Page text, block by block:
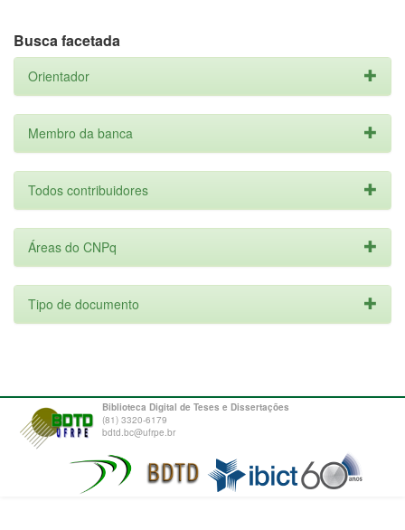
Busca facetada
Orientador
Membro da banca
Todos contribuidores
Áreas do CNPq
Tipo de documento
Biblioteca Digital de Teses e Dissertações
(81) 3320-6179
bdtd.bc@ufrpe.br